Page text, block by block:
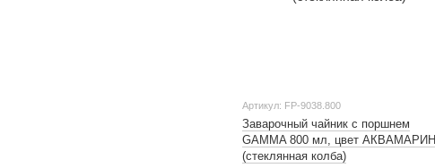
Артикул: FP-9038.800
Заварочный чайник с поршнем
GAMMA 800 мл, цвет АКВАМАРИН
(стеклянная колба)